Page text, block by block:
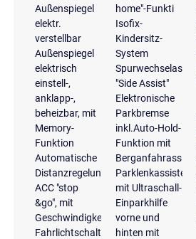
Außenspiegel
elektr.
verstellbar
Außenspiegel
elektrisch
einstell-,
anklapp-,
beheizbar, mit
Memory-
Funktion
Automatische
Distanzregelung
ACC "stop
&go", mit
Geschwindigkeitsbegrenzer
Fahrlichtschaltung
home"-Funkti
Isofix-
Kindersitz-
System
"Side Assist"
Elektronische
Parkbremse
inkl.Auto-Hold-
Funktion mit
Parklenkassistent
mit Ultraschall-
Einparkhilfe
vorne und
hinten mit